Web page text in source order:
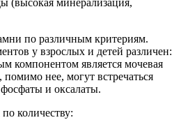
(высокая минерализация,
по различным критериям.
у взрослых и детей различен:
компонентом является мочевая
помимо нее, могут встречаться
и оксалаты.
количеству: